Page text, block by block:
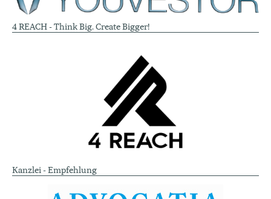
4 REACH - Think Big. Create Bigger!
Kanzlei - Empfehlung